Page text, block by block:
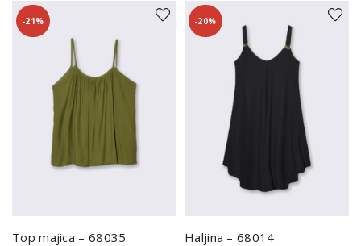
-21%
Top majica – 68035
-20%
Haljina – 68014